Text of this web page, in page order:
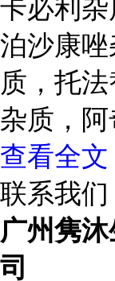
卡必利杂
泊沙康
质，托
杂质，
查看全文
联系我们
广州隽
司